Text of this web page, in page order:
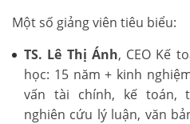
Một số giảng viên tiêu biểu:
TS. Lê Thị Ánh, CEO Kế
học: 15 năm + kinh
vấn tài chính, kế toán,
nghiên cứu lý luận, văn